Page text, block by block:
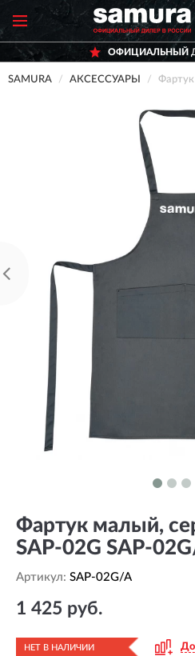
ОФИЦИАЛЬНЫЙ
SAMURA АКСЕССУАРЫ Фартук
Фартук малый,
SAP-02G SAP-
Артикул: SAP-02G/A
1 425 руб.
НЕТ В НАЛИЧИИ